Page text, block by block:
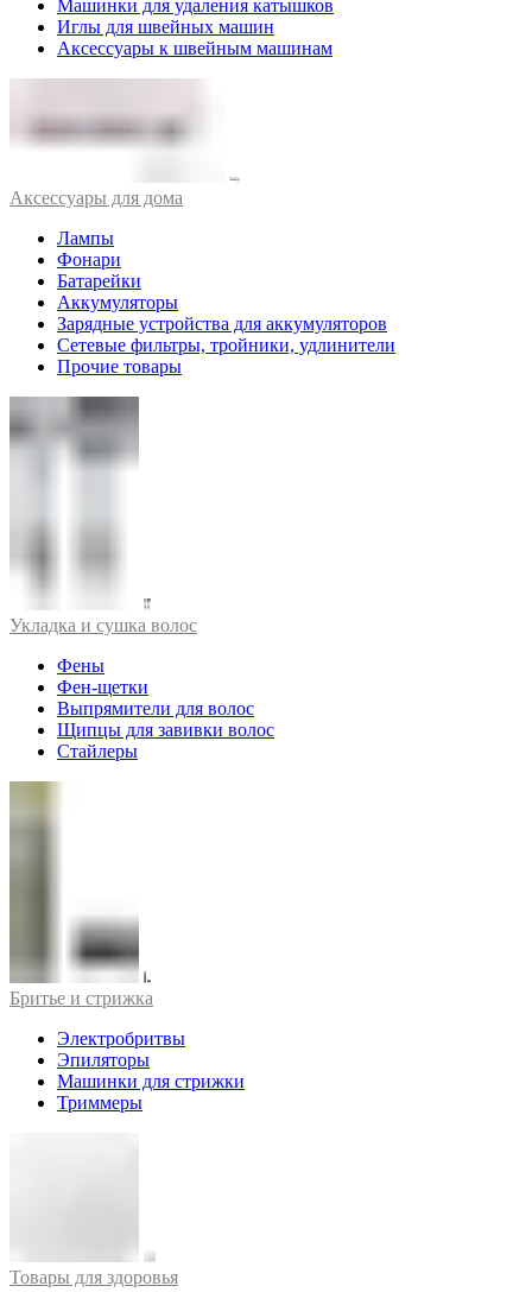
Машинки для удаления катышков
Иглы для швейных машин
Аксессуары к швейным машинам
Аксессуары для дома
Лампы
Фонари
Батарейки
Аккумуляторы
Зарядные устройства для аккумуляторов
Сетевые фильтры, тройники, удлинители
Прочие товары
Укладка и сушка волос
Фены
Фен-щетки
Выпрямители для волос
Щипцы для завивки волос
Стайлеры
Бритье и стрижка
Электробритвы
Эпиляторы
Машинки для стрижки
Триммеры
Товары для здоровья